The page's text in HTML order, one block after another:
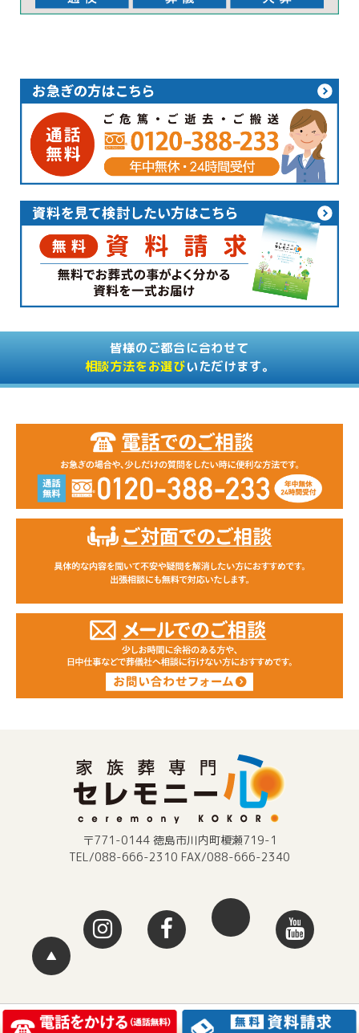
皆様のご都合に合わせて
相談方法をお選びいただけます。
〒771-0144 徳島市川内町榎瀬719-1
TEL/088-666-2310 FAX/088-666-2340
▲